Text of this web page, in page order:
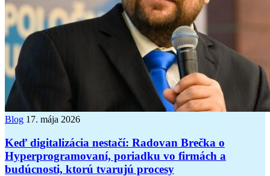
Blog 17. mája 2026
Keď digitalizácia nestačí: Radovan Brečka o
Hyperprogramovaní, poriadku vo firmách a
budúcnosti, ktorú tvarujú procesy